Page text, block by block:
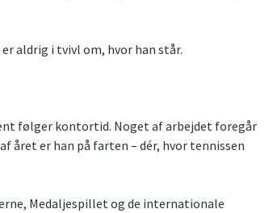
aldrig i tvivl om, hvor han står.
følger kontortid. Noget af arbejdet foregår
året er han på farten – dér, hvor tennissen
Medaljespillet og de internationale